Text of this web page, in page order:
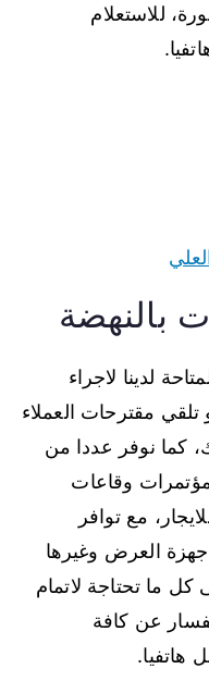
للاستعلام
بالنهضة
لدينا لاجراء
تلقي مقترحات العملاء
كما نوفر عددا من
وقاعات
مع توافر
العرض وغيرها
ما تحتاجة لاتمام
عن كافة
هاتفيا.